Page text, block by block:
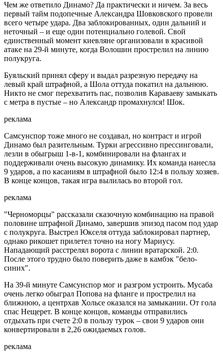
Чем же ответило Динамо? Да практически и ничем. За весь
первый тайм подопечные Александра Шовковского провели
всего четыре удара. Два заблокированных, один дальний и
неточный – и еще один потенциально голевой. Свой
единственный момент киевляне организовали в красивой
атаке на 29-й минуте, когда Волошин прострелил на линию
полукруга.
Буяльский принял сферу и выдал разрезную передачу на
левый край штрафной, а Шола оттуда покатил на дальнюю.
Никто не смог перехватить пас, позволив Караваеву замыкать
с метра в пустые – но Александр промахнулся! Шок.
реклама
Самсунспор тоже много не создавал, но контраст и игрой
Динамо был разительным. Турки агрессивно прессинговали,
лезли в обыгрыш 1-в-1, комбинировали на флангах и
поддерживали очень высокую динамику. Их команда нанесла
9 ударов, а по касаниям в штрафной было 12:4 в пользу хозяев.
В конце концов, такая игра вылилась во второй гол.
реклама
"Черноморцы" рассказали сказочную комбинацию на правой
половине штрафной Динамо, завершив эпизод пасом под удар
с полукруга. Выстрел Юкселя оттуда заблокировал партнер,
однако рикошет прилетел точно на ногу Мариусу.
Нападающий расстрелял ворота с линии вратарской. 2:0.
После этого трудно было поверить даже в камбэк "бело-
синих".
На 39-й минуте Самсунспор мог и разгром устроить. Мусаба
очень легко обыграл Попова на фланге и прострелил на
ближнюю, а центрхав Хольсе оказался на замыкании. От гола
спас Нещерет. В конце концов, команды отправились
отдыхать при счете 2:0 в пользу турок – свои 9 ударов они
конвертировали в 2,26 ожидаемых голов.
реклама